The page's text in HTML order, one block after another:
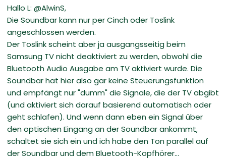
Hallo L: @AlwinS,
Die Soundbar kann nur per Cinch oder Toslink
angeschlossen werden.
Der Toslink scheint aber ja ausgangsseitig beim
Samsung TV nicht deaktiviert zu werden, obwohl die
Bluetooth Audio Ausgabe am TV aktiviert wurde. Die
Soundbar hat hier also gar keine Steuerungsfunktion
und empfängt nur "dumm" die Signale, die der TV abgibt
(und aktiviert sich darauf basierend automatisch oder
geht schlafen). Und wenn dann eben ein Signal über
den optischen Eingang an der Soundbar ankommt,
schaltet sie sich ein und ich habe den Ton parallel auf
der Soundbar und dem Bluetooth-Kopfhörer...